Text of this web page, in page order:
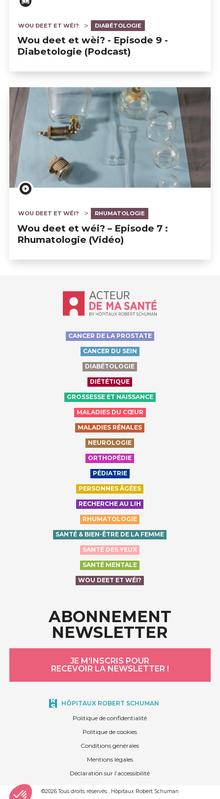
WOU DEET ET WÉI? DIABÉTOLOGIE
Wou deet et wèi? - Episode 9 -
Diabetologie (Podcast)
WOU DEET ET WÉI? RHUMATOLOGIE
Wou deet et wéi? – Episode 7 :
Rhumatologie (Vidéo)
Accueil - Acteur de ma santé, by
CANCER DE LA PROSTATE
CANCER DU SEIN
DIABÉTOLOGIE
DIÉTÉTIQUE
GROSSESSE ET NAISSANCE
MALADIES DU CŒUR
MALADIES RÉNALES
NEUROLOGIE
ORTHOPÉDIE
PÉDIATRIE
PERSONNES ÂGÉES
RECHERCHE AU LIH
RHUMATOLOGIE
SANTÉ & BIEN-ÊTRE DE LA FEMME
SANTÉ DES YEUX
SANTÉ MENTALE
WOU DEET ET WÉI?
ABONNEMENT
NEWSLETTER
JE M'INSCRIS POUR
RECEVOIR LA NEWSLETTER !
HÔPITAUX ROBERT SCHUMAN
Politique de confidentialité
Politique de cookies
Conditions générales
Mentions légales
Déclaration sur l’accessibilité
©2026 Tous droits réservés . Hôpitaux Robert Schuman